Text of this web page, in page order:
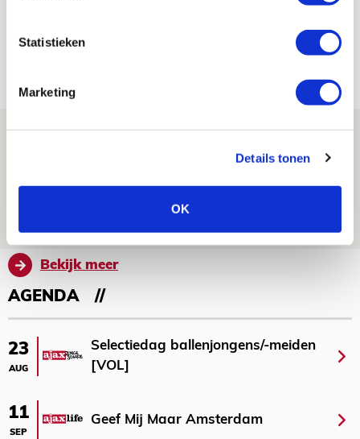
Statistieken
Marketing
Details tonen
OK
mijn hoofd spoken’
Míchel geeft blessure-update en
spreekt over Godts, Baas en
aanwinsten
Bekijk meer
AGENDA
23
AUG
Selectiedag ballenjongens/-meiden
[VOL]
11
SEP
Geef Mij Maar Amsterdam